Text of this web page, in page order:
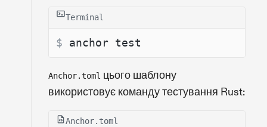
Terminal
$ anchor test
Anchor.toml цього шаблону
використовує команду тестування Rust:
Anchor.toml